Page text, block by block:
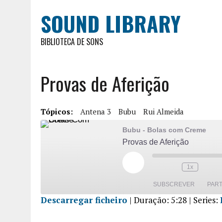
SOUND LIBRARY
BIBLIOTECA DE SONS
Provas de Aferição
Tópicos: Antena 3 Bubu Rui Almeida
Bubu - Bolas com Creme
Provas de Aferição
1x
SUBSCREVER
Descarregar ficheiro | Duração: 5:28 | Series: